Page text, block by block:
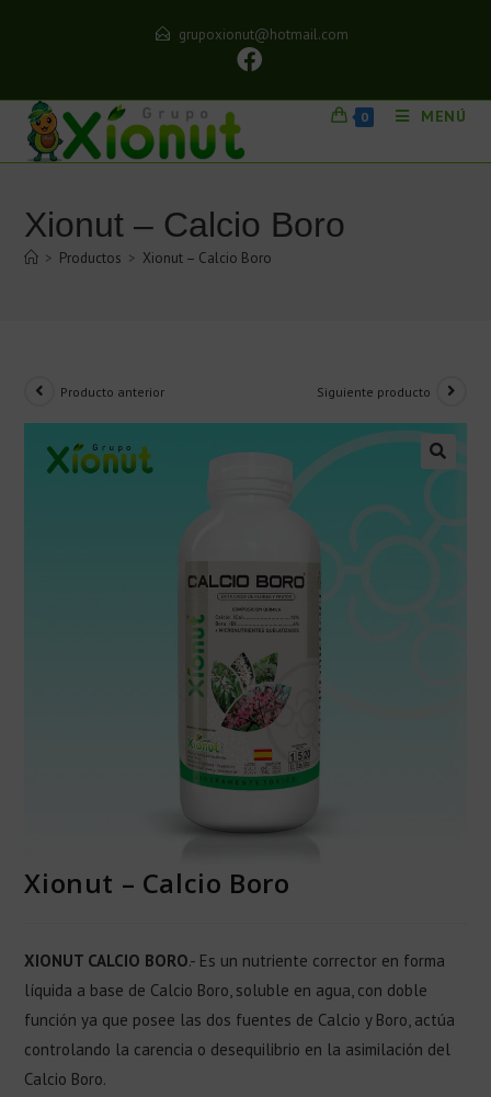
grupoxionut@hotmail.com
0 MENÚ
Xionut – Calcio Boro
> Productos > Xionut – Calcio Boro
Producto anterior Siguiente producto
Xionut – Calcio Boro
XIONUT CALCIO BORO.- Es un nutriente corrector en forma
líquida a base de Calcio Boro, soluble en agua, con doble
función ya que posee las dos fuentes de Calcio y Boro, actúa
controlando la carencia o desequilibrio en la asimilación del
Calcio Boro.